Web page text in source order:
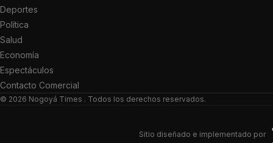
Deportes
Política
Salud
Economía
Espectáculos
Contacto Comercial
© 2026 Nogoyá Times . Todos los derechos reservados.
Sitio diseñado e implementado por